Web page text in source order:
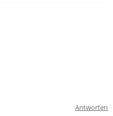
Antworten